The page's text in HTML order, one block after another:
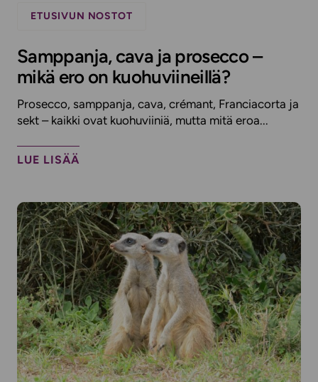
ETUSIVUN NOSTOT
Samppanja, cava ja prosecco –
mikä ero on kuohuviineillä?
Prosecco, samppanja, cava, crémant, Franciacorta ja
sekt – kaikki ovat kuohuviiniä, mutta mitä eroa...
LUE LISÄÄ